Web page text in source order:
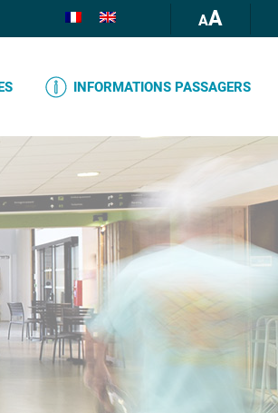
A
/ BOUTIQUE
DE BILLETS
LETTRES
INFORMATIONS PASSAGERS
BAGAGES
DOCUMENTS ET FORMALITÉS
ENREGISTREMENT
PASSAGERS AVEC DES BESOINS
SPÉCIAUX